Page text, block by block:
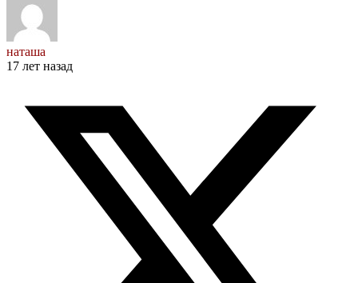
наташа
17 лет назад